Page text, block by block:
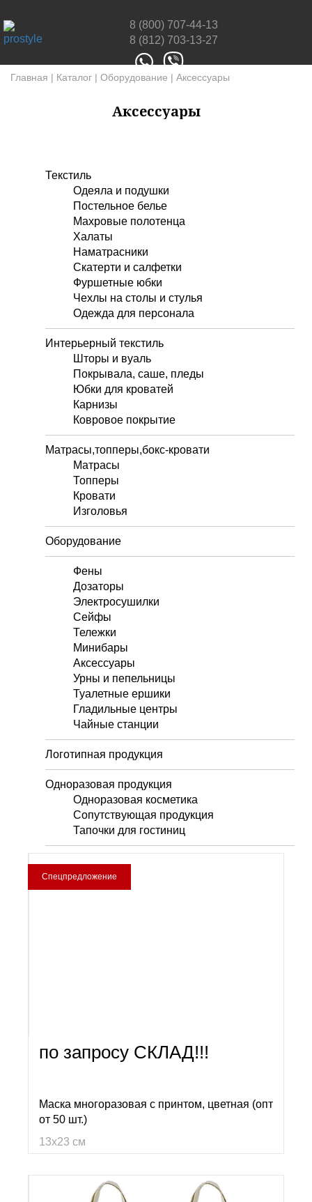
8 (800) 707-44-13
8 (812) 703-13-27
Главная | Каталог | Оборудование | Аксессуары
Аксессуары
Текстиль
Одеяла и подушки
Постельное белье
Махровые полотенца
Халаты
Наматрасники
Скатерти и салфетки
Фуршетные юбки
Чехлы на столы и стулья
Одежда для персонала
Интерьерный текстиль
Шторы и вуаль
Покрывала, саше, пледы
Юбки для кроватей
Карнизы
Ковровое покрытие
Матрасы,топперы,бокс-кровати
Матрасы
Топперы
Кровати
Изголовья
Оборудование
Фены
Дозаторы
Электросушилки
Сейфы
Тележки
Минибары
Аксессуары
Урны и пепельницы
Туалетные ершики
Гладильные центры
Чайные станции
Логотипная продукция
Одноразовая продукция
Одноразовая косметика
Сопутствующая продукция
Тапочки для гостиниц
по запросу СКЛАД!!!
Маска многоразовая с принтом, цветная (опт
от 50 шт.)
13х23 см